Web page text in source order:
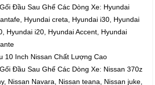
Sau Ghế Các Dòng Xe: Hyundai
Hyundai creta, Hyundai i30, Hyundai
Hyundai i20, Hyundai Accent, Hyundai
10 Inch Nissan Chất Lượng Cao
Sau Ghế Các Dòng Xe: Nissan 370z
Nissan Navara, Nissan teana, Nissan juke,